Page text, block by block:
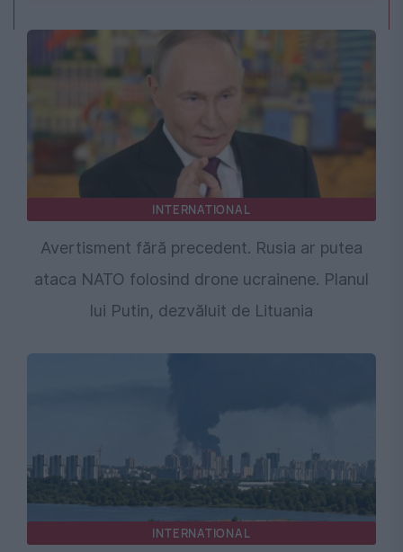
INTERNATIONAL
Avertisment fără precedent. Rusia ar putea
ataca NATO folosind drone ucrainene. Planul
lui Putin, dezvăluit de Lituania
INTERNATIONAL